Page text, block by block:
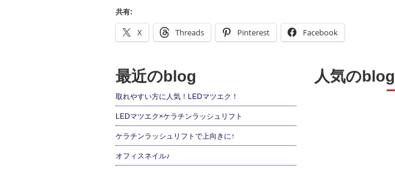
共有:
X Threads Pinterest Facebook
最近のblog
取れやすい方に人気！LEDマツエク！
LEDマツエク×ケラチンラッシュリフト
ケラチンラッシュリフトで上向きに↑
オフィスネイル♪
人気のblog